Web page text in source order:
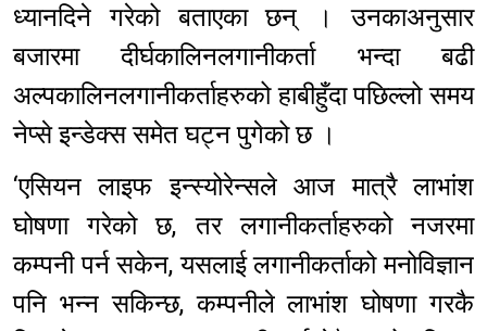
ध्यानदिने गरेको बताएका छन् । उनकाअनुसार
बजारमा दीर्घकालिनलगानीकर्ता भन्दा बढी
अल्पकालिनलगानीकर्ताहरुको हाबीहुँदा पछिल्लो समय
नेप्से इन्डेक्स समेत घट्न पुगेको छ ।
‘एसियन लाइफ इन्स्योरेन्सले आज मात्रै लाभांश
घोषणा गरेको छ, तर लगानीकर्ताहरुको नजरमा
कम्पनी पर्न सकेन, यसलाई लगानीकर्ताको मनोविज्ञान
पनि भन्न सकिन्छ, कम्पनीले लाभांश घोषणा गरकै